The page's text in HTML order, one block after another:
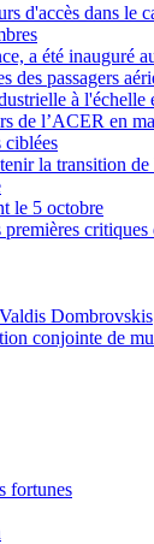
d'accès dans le
a été inauguré
passagers
à l'échelle
de l’ACER en
ciblées
la transition de
le 5 octobre
critiques
Dombrovskis
conjointe de
fortunes